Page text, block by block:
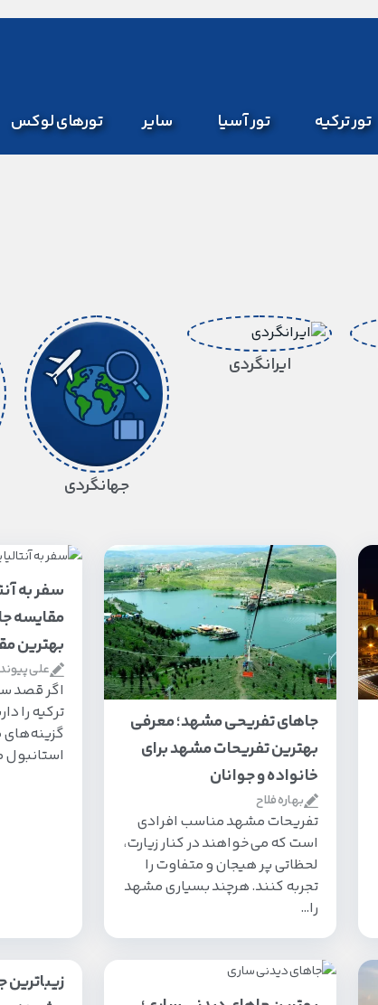
تور ترکیه تور آسیا سایر تورهای لوکس
ایرانگردی
جهانگردی
جاهای تفریحی مشهد؛ معرفی
بهترین تفریحات مشهد برای
خانواده و جوانان
بهاره فلاح
تفریحات مشهد مناسب افرادی
است که می‌خواهند در کنار زیارت،
لحظاتی پر هیجان و متفاوت را
تجربه کنند. هرچند بسیاری مشهد
را…
سفر به
مقایسه
بهترین
علی
اگر قصد
ترکیه را
گزینه‌های